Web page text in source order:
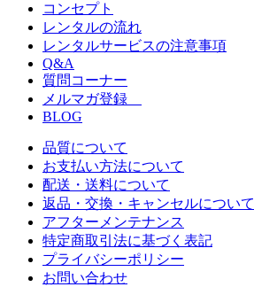
コンセプト
レンタルの流れ
レンタルサービスの注意事項
Q&A
質問コーナー
メルマガ登録
BLOG
品質について
お支払い方法について
配送・送料について
返品・交換・キャンセルについて
アフターメンテナンス
特定商取引法に基づく表記
プライバシーポリシー
お問い合わせ